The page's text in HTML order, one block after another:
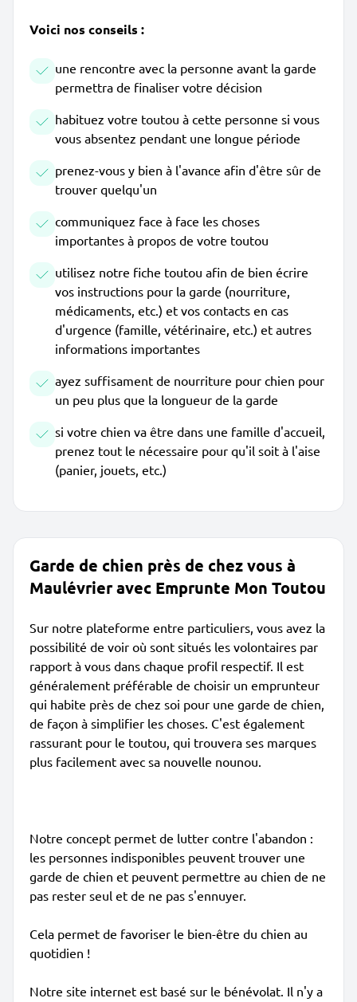
Voici nos conseils :
une rencontre avec la personne avant la garde
permettra de finaliser votre décision
habituez votre toutou à cette personne si vous
vous absentez pendant une longue période
prenez-vous y bien à l'avance afin d'être sûr de
trouver quelqu'un
communiquez face à face les choses
importantes à propos de votre toutou
utilisez notre fiche toutou afin de bien écrire
vos instructions pour la garde (nourriture,
médicaments, etc.) et vos contacts en cas
d'urgence (famille, vétérinaire, etc.) et autres
informations importantes
ayez suffisament de nourriture pour chien pour
un peu plus que la longueur de la garde
si votre chien va être dans une famille d'accueil,
prenez tout le nécessaire pour qu'il soit à l'aise
(panier, jouets, etc.)
Garde de chien près de chez vous à
Maulévrier avec Emprunte Mon Toutou
Sur notre plateforme entre particuliers, vous avez la
possibilité de voir où sont situés les volontaires par
rapport à vous dans chaque profil respectif. Il est
généralement préférable de choisir un emprunteur
qui habite près de chez soi pour une garde de chien,
de façon à simplifier les choses. C'est également
rassurant pour le toutou, qui trouvera ses marques
plus facilement avec sa nouvelle nounou.
Notre concept permet de lutter contre l'abandon :
les personnes indisponibles peuvent trouver une
garde de chien et peuvent permettre au chien de ne
pas rester seul et de ne pas s'ennuyer.
Cela permet de favoriser le bien-être du chien au
quotidien !
Notre site internet est basé sur le bénévolat. Il n'y a